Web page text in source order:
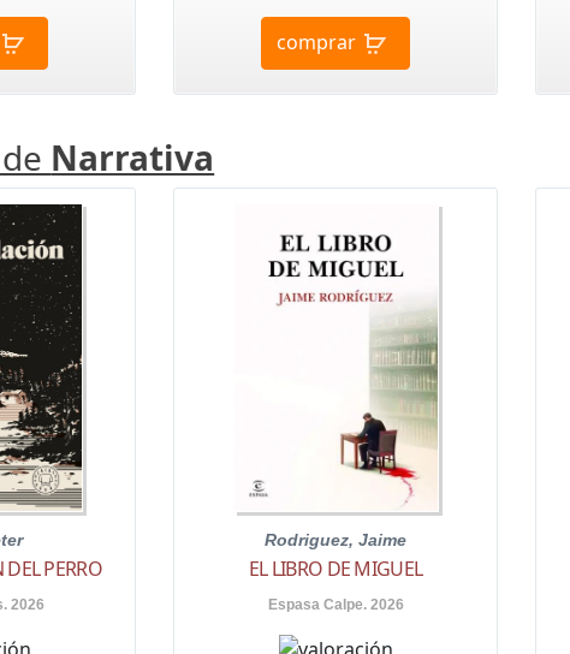
comprar
Narrativa
DEL PERRO
2026
Rodriguez, Jaime
EL LIBRO DE MIGUEL
Espasa Calpe. 2026